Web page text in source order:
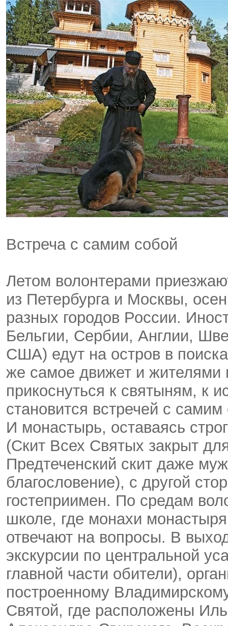
Встреча с самим собой
Летом волонтерами
из Петербурга и Москвы,
разных городов России.
Бельгии, Сербии, Англии,
США) едут на остров в
же самое движет и
прикоснуться к святыням, к
становится встречей с
И монастырь, оставаясь
(Скит Всех Святых закрыт
Предтеченский скит даже
благословение), с другой
гостеприимен. По средам
школе, где монахи
отвечают на вопросы. В
экскурсии по центральной
главной части обители),
построенному
Святой, где расположены